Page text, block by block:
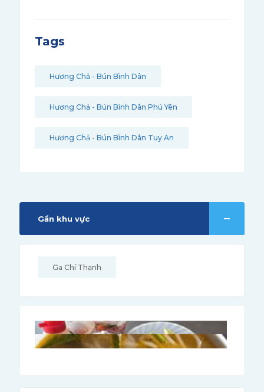
Tags
Hương Chả - Bún Bình Dân
Hương Chả - Bún Bình Dân Phú Yên
Hương Chả - Bún Bình Dân Tuy An
Gần khu vực
Ga Chí Thạnh